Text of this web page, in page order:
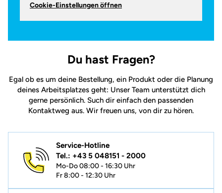
Cookie-Einstellungen öffnen
Du hast Fragen?
Egal ob es um deine Bestellung, ein Produkt oder die Planung
deines Arbeitsplatzes geht: Unser Team unterstützt dich
gerne persönlich. Such dir einfach den passenden
Kontaktweg aus. Wir freuen uns, von dir zu hören.
Service-Hotline
Tel.: +43 5 048151 - 2000
Mo-Do 08:00 - 16:30 Uhr
Fr 8:00 - 12:30 Uhr